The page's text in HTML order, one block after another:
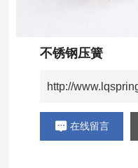
不锈钢压簧
http://
在线留言